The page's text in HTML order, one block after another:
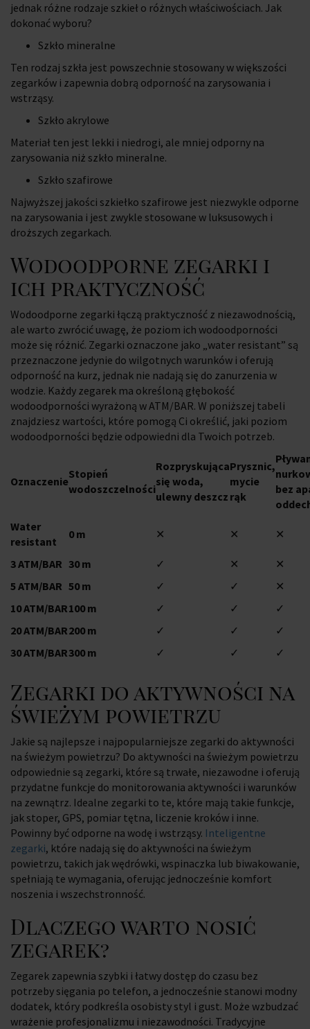
jednak różne rodzaje szkieł o różnych właściwościach. Jak
dokonać wyboru?
Szkło mineralne
Ten rodzaj szkła jest powszechnie stosowany w większości
zegarków i zapewnia dobrą odporność na zarysowania i
wstrząsy.
Szkło akrylowe
Materiał ten jest lekki i niedrogi, ale mniej odporny na
zarysowania niż szkło mineralne.
Szkło szafirowe
Najwyższej jakości szkiełko szafirowe jest niezwykle odporne
na zarysowania i jest zwykle stosowane w luksusowych i
droższych zegarkach.
Wodoodporne zegarki i
ich praktyczność
Wodoodporne zegarki łączą praktyczność z niezawodnością,
ale warto zwrócić uwagę, że poziom ich wodoodporności
może się różnić. Zegarki oznaczone jako „water resistant” są
przeznaczone jedynie do wilgotnych warunków i oferują
odporność na kurz, jednak nie nadają się do zanurzenia w
wodzie. Każdy zegarek ma określoną głębokość
wodoodporności wyrażoną w ATM/BAR. W poniższej tabeli
znajdziesz wartości, które pomogą Ci określić, jaki poziom
wodoodporności będzie odpowiedni dla Twoich potrzeb.
Oznaczenie
Stopień
wodoszczelności
Rozpryskująca
się woda,
ulewny deszcz
Prysznic,
mycie
rąk
bez
Water
resistant
0 m ✕ ✕ ✕
3 ATM/BAR 30 m ✓ ✕
✕
5 ATM/BAR 50 m ✓ ✓
✕
10 ATM/BAR100 m ✓ ✓
✓
20 ATM/BAR200 m ✓ ✓
✓
30 ATM/BAR300 m ✓ ✓ ✓
Zegarki do aktywności na
świeżym powietrzu
Jakie są najlepsze i najpopularniejsze zegarki do aktywności
na świeżym powietrzu? Do aktywności na świeżym powietrzu
odpowiednie są zegarki, które są trwałe, niezawodne i oferują
przydatne funkcje do monitorowania aktywności i warunków
na zewnątrz. Idealne zegarki to te, które mają takie funkcje,
jak stoper, GPS, pomiar tętna, liczenie kroków i inne.
Powinny być odporne na wodę i wstrząsy. Inteligentne
zegarki, które nadają się do aktywności na świeżym
powietrzu, takich jak wędrówki, wspinaczka lub biwakowanie,
spełniają te wymagania, oferując jednocześnie komfort
noszenia i wszechstronność.
Dlaczego warto nosić
zegarek?
Zegarek zapewnia szybki i łatwy dostęp do czasu bez
potrzeby sięgania po telefon, a jednocześnie stanowi modny
dodatek, który podkreśla osobisty styl i gust. Może wzbudzać
wrażenie profesjonalizmu i niezawodności. Tradycyjne